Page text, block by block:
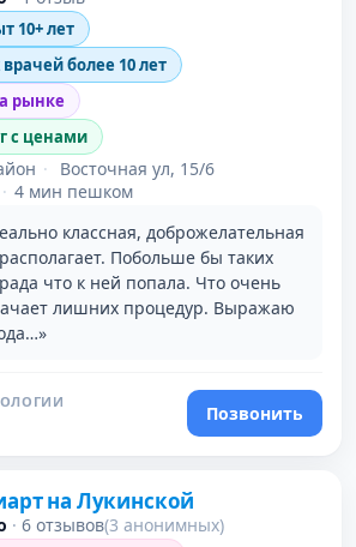
10+ лет
более 10 лет
рынке
с ценами
·
Восточная ул, 15/6
· 4 мин пешком
классная, доброжелательная
Побольше бы таких
что к ней попала. Что очень
лишних процедур. Выражаю
Позвонить
на Лукинской
· 6 отзывов(3 анонимных)